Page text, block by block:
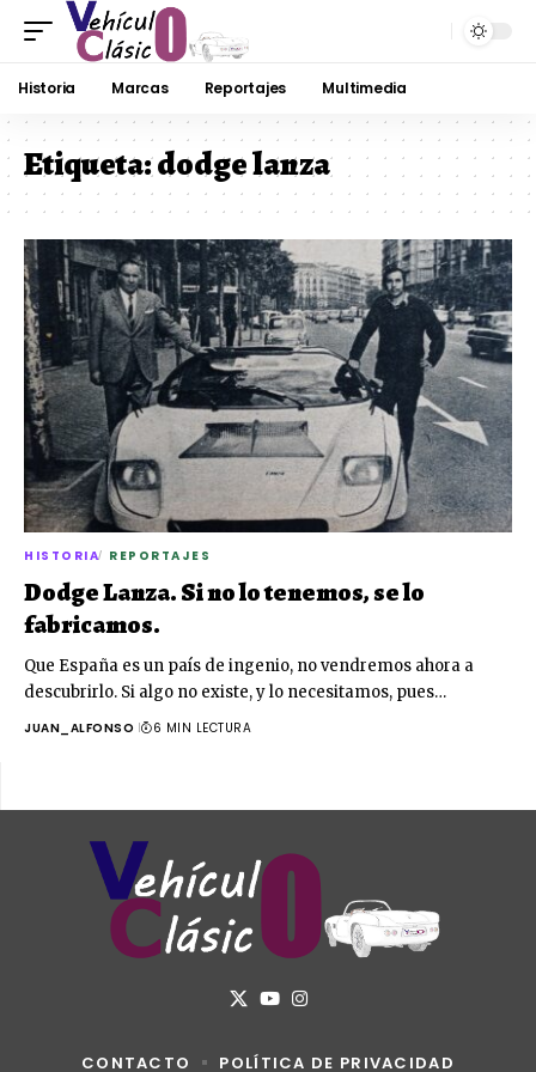
Historia Marcas Reportajes Multimedia
Etiqueta:dodge lanza
HISTORIA REPORTAJES
Dodge Lanza. Si no lo tenemos, se lo
fabricamos.
Que España es un país de ingenio, no vendremos ahora a
descubrirlo. Si algo no existe, y lo necesitamos, pues…
JUAN_ALFONSO 6 MIN LECTURA
CONTACTO POLÍTICA DE PRIVACIDAD